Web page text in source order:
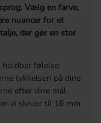
Vælg en farve,
nuancer for et
der gør en stor
følelse.
tykkelsen på dine
efter dine mål.
vi skruer til 16 mm